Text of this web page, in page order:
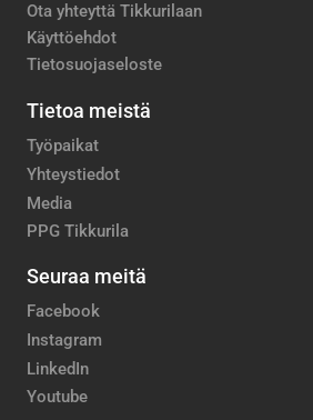
Ota yhteyttä Tikkurilaan
Käyttöehdot
Tietosuojaseloste
Tietoa meistä
Työpaikat
Yhteystiedot
Media
PPG Tikkurila
Seuraa meitä
Facebook
Instagram
LinkedIn
Youtube